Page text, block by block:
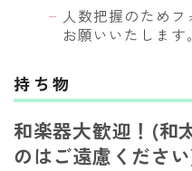
人数把握のため
お願いいたします。
持ち物
和楽器大歓迎！(和
のはご遠慮くださ